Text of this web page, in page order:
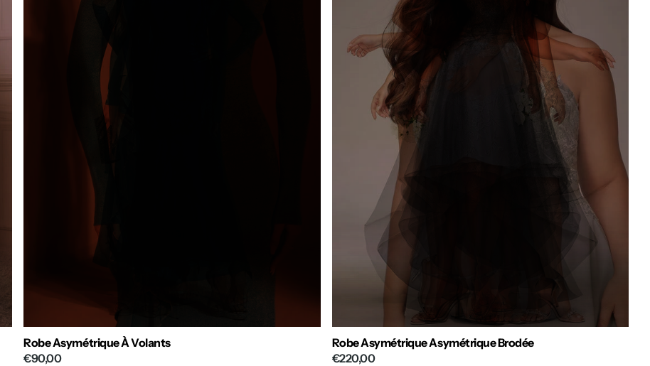
Robe Asymétrique À Volants
€90,00
Robe Asymétrique Asymétrique Brodée
€220,00